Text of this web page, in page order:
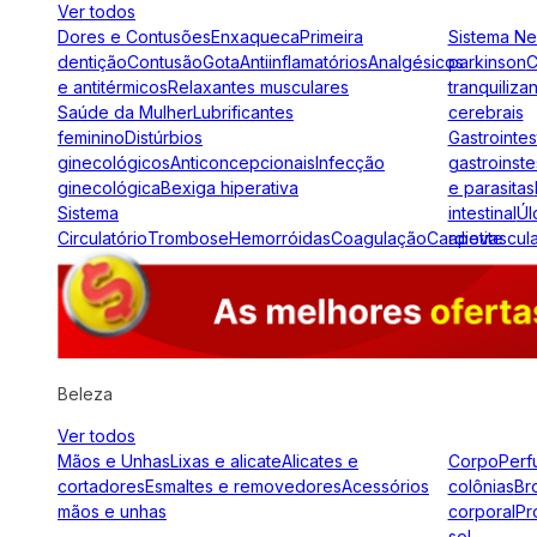
Ver todos
Dores e ContusõesEnxaquecaPrimeira
dentiçãoContusãoGotaAntiinflamatóriosAnalgésicos
e antitérmicosRelaxantes musculares
Saúde da MulherLubrificantes
femininoDistúrbios
ginecológicosAnticoncepcionaisInfecção
ginecológicaBexiga hiperativa
Sistema
CirculatórioTromboseHemorróidasCoagulação
Sistema
parkinson
cerebrais
e parasitas
intestinal
apetite
Beleza
Ver todos
Mãos e UnhasLixas e alicateAlicates e
cortadoresEsmaltes e removedoresAcessórios
mãos e unhas
Corpo
colônias
corporal